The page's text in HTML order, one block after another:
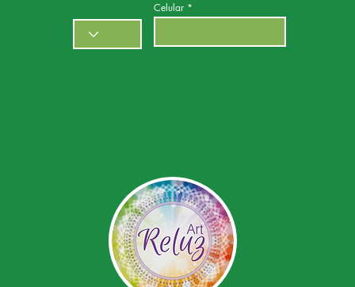
Celular